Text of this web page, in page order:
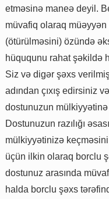
etməsinə maneə deyil.
müvafiq olaraq
(ötürülməsini) özündə
hüququnu rahat şəkildə
Siz və digər şəxs
adından çıxış edirsiniz
dostunuzun mülkiyyətinə
Dostunuzun razılığı
mülkiyyətinizə
üçün ilkin olaraq borclu
dostunuz arasında
halda borclu şəxs